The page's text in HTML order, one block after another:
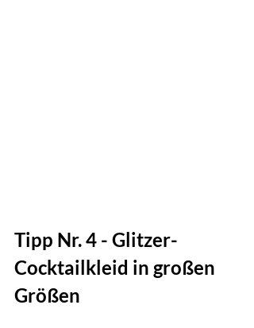
Tipp Nr. 4 - Glitzer-
Cocktailkleid in großen
Größen